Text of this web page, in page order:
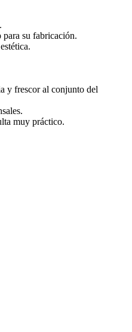
para su fabricación.
y frescor al conjunto del
muy práctico.